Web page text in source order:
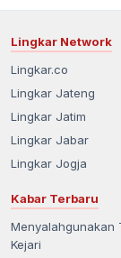
Lingkar Network
Lingkar.co
Lingkar Jateng
Lingkar Jatim
Lingkar Jabar
Lingkar Jogja
Kabar Terbaru
Menyalahgunakan
Kejari